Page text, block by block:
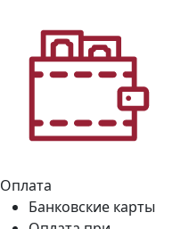
Оплата
Банковские карты